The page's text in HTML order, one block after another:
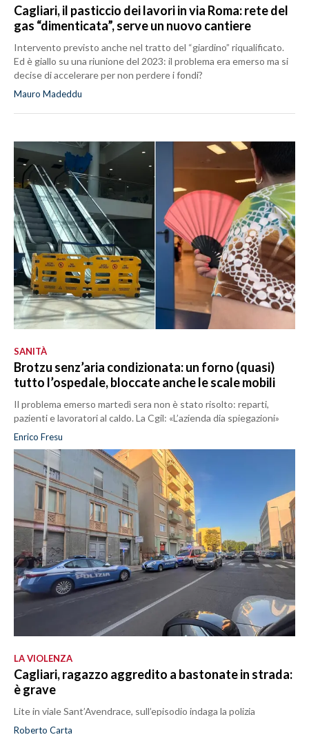
Cagliari, il pasticcio dei lavori in via Roma: rete del
gas “dimenticata”, serve un nuovo cantiere
Intervento previsto anche nel tratto del “giardino” riqualificato.
Ed è giallo su una riunione del 2023: il problema era emerso ma si
decise di accelerare per non perdere i fondi?
Mauro Madeddu
SANITÀ
Brotzu senz’aria condizionata: un forno (quasi)
tutto l’ospedale, bloccate anche le scale mobili
Il problema emerso martedì sera non è stato risolto: reparti,
pazienti e lavoratori al caldo. La Cgil: «L’azienda dia spiegazioni»
Enrico Fresu
LA VIOLENZA
Cagliari, ragazzo aggredito a bastonate in strada:
è grave
Lite in viale Sant’Avendrace, sull’episodio indaga la polizia
Roberto Carta